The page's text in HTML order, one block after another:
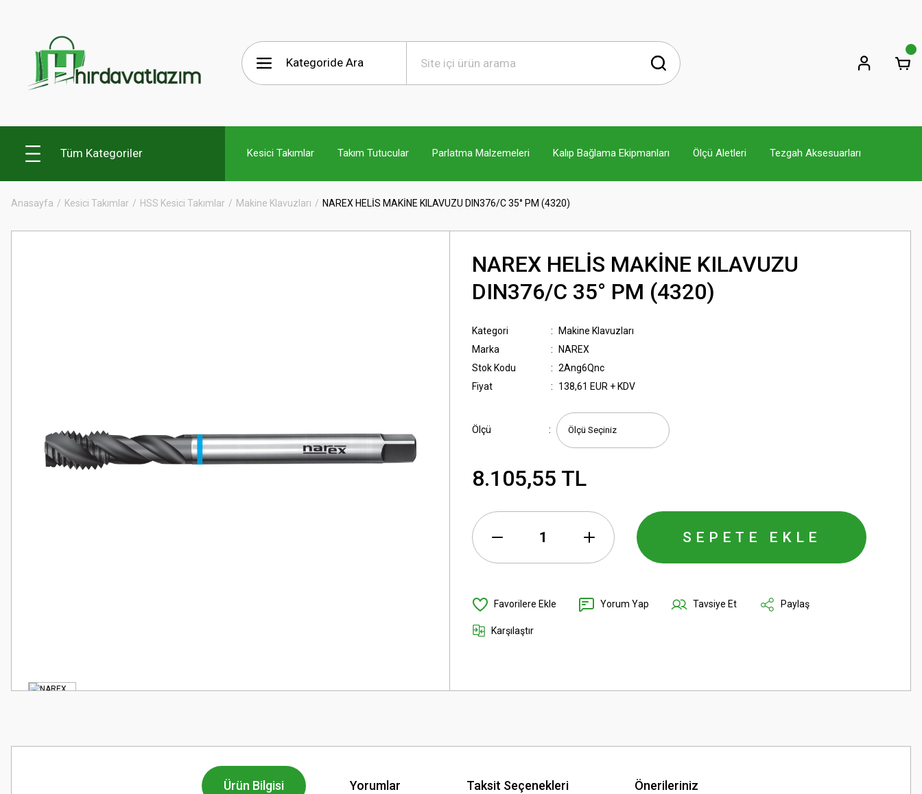
Tüm Kategoriler Kesici Takımlar Takım Tutucular Parlatma Malzemeleri Kalıp Bağlama Ekipmanları Ölçü Aletleri Tezgah Aksesuarları
Anasayfa Kesici Takımlar HSS Kesici Takımlar Makine Klavuzları NAREX HELİS MAKİNE KILAVUZU DIN376/C 35° PM (4320)
NAREX HELİS MAKİNE KILAVUZU
DIN376/C 35° PM (4320)
Kategori
Makine Klavuzları
Marka
NAREX
Stok Kodu
2Ang6Qnc
Fiyat
138,61 EUR + KDV
Ölçü
8.105,55 TL
SEPETE EKLE
Yorum Yap Tavsiye Et Paylaş
Karşılaştır
Ürün Bilgisi Yorumlar Taksit Seçenekleri Önerileriniz